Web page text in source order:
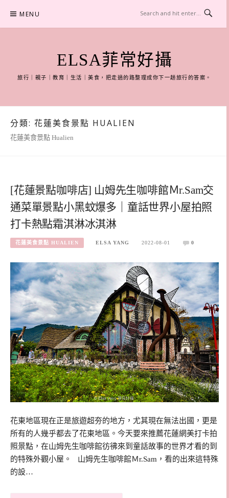
content
MENU
ELSA菲常好攝
旅行｜親子｜教育｜生活｜美食，把走過的路整理成你下一趟旅行的答案。
分類: 花蓮美食景點 HUALIEN
花蓮美食景點 Hualien
[花蓮景點咖啡店] 山姆先生咖啡館Ｍr.Sam交
通菜單景點小黑蚊爆多｜童話世界小屋拍照
打卡熱點霜淇淋冰淇淋
花蓮美食景點 HUALIEN ELSA YANG 2022-08-01 0
花東地區現在正是旅遊超夯的地方，尤其現在無法出國，更是
所有的人幾乎都去了花東地區。今天要來推薦花蓮網美打卡拍
照景點，在山姆先生咖啡館彷彿來到童話故事的世界才看的到
的特殊外觀小屋。 山姆先生咖啡館Ｍr.Sam，看的出來這特殊
的設…